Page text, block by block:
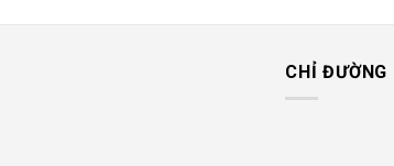
CHỈ ĐƯỜNG